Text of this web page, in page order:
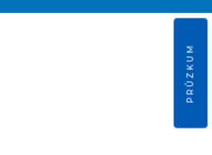
PRŮZKUM